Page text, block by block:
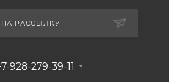
РАССЫЛКУ
928-279-39-11